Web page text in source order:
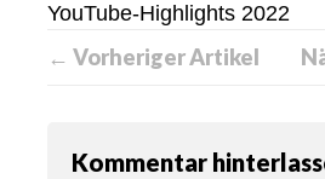
YouTube-Highlights 2022
← Vorheriger Artikel
Kommentar